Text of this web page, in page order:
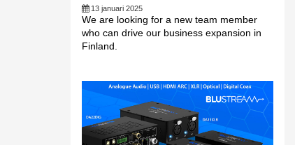
13 januari 2025
We are looking for a new team member
who can drive our business expansion in
Finland.